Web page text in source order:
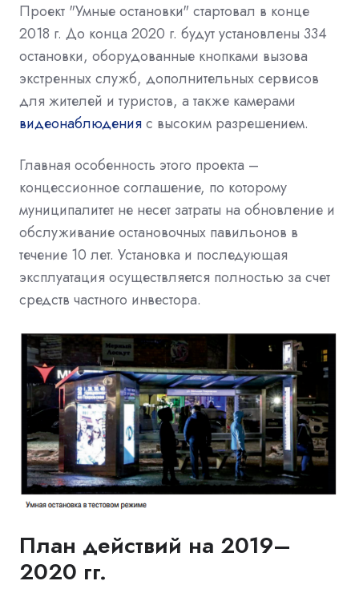
Проект "Умные остановки" стартовал в конце
2018 г. До конца 2020 г. будут установлены 334
остановки, оборудованные кнопками вызова
экстренных служб, дополнительных сервисов
для жителей и туристов, а также камерами
видеонаблюденияс высоким разрешением.
Главная особенность этого проекта –
концессионное соглашение, по которому
муниципалитет не несет затраты на обновление и
обслуживание остановочных павильонов в
течение 10 лет. Установка и последующая
эксплуатация осуществляется полностью за счет
средств частного инвестора.
План действий на 2019–
2020 гг.